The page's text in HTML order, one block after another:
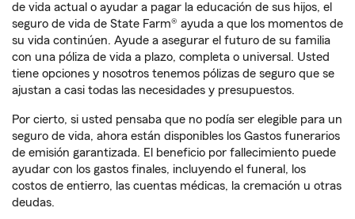
de vida actual o ayudar a pagar la educación de sus hijos, el
seguro de vida de State Farm® ayuda a que los momentos de
su vida continúen. Ayude a asegurar el futuro de su familia
con una póliza de vida a plazo, completa o universal. Usted
tiene opciones y nosotros tenemos pólizas de seguro que se
ajustan a casi todas las necesidades y presupuestos.
Por cierto, si usted pensaba que no podía ser elegible para un
seguro de vida, ahora están disponibles los Gastos funerarios
de emisión garantizada. El beneficio por fallecimiento puede
ayudar con los gastos finales, incluyendo el funeral, los
costos de entierro, las cuentas médicas, la cremación u otras
deudas.